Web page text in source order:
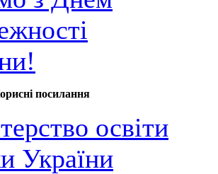
посилання
освіти
України